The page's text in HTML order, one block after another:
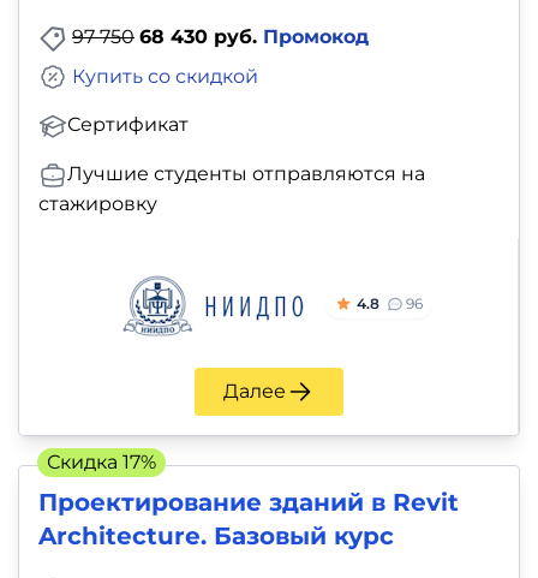
97 750 68 430 руб. Промокод
Сертификат
Купить со скидкой
Лучшие студенты отправляются на
стажировку
4.8 96
Далее
Проектирование зданий в Revit
Architecture. Базовый курс
Скидка 17%